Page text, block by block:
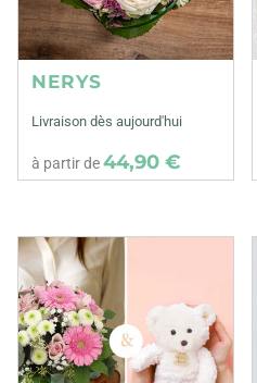
NERYS
Livraison dès aujourd'hui
à partir de44,90 €